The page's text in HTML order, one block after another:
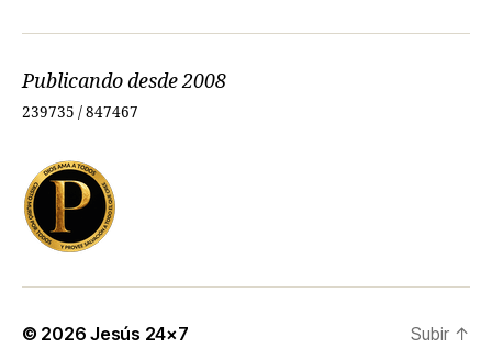
Publicando desde 2008
239735 / 847467
© 2026Jesús 24×7 Subir ↑